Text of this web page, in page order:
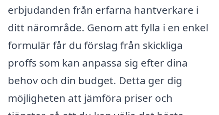
erbjudanden från erfarna hantverkare i
ditt närområde. Genom att fylla i en enkel
formulär får du förslag från skickliga
proffs som kan anpassa sig efter dina
behov och din budget. Detta ger dig
möjligheten att jämföra priser och